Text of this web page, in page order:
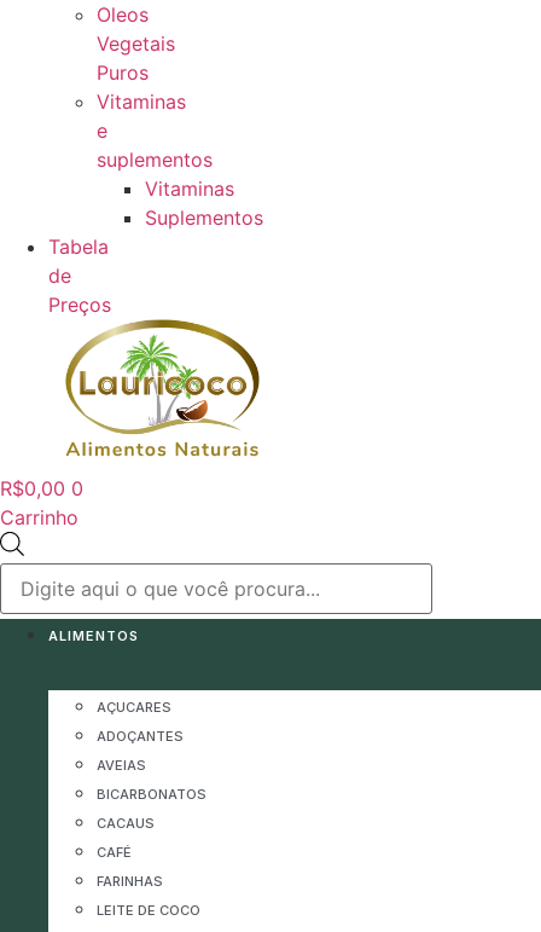
Oleos
Vegetais
Puros
Vitaminas
e
suplementos
Vitaminas
Suplementos
Tabela
de
Preços
R$0,00 0
Carrinho
produtos
ALIMENTOS
AÇUCARES
ADOÇANTES
AVEIAS
BICARBONATOS
CACAUS
CAFÉ
FARINHAS
LEITE DE COCO